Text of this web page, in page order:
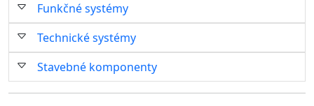
Funkčné systémy
Technické systémy
Stavebné komponenty